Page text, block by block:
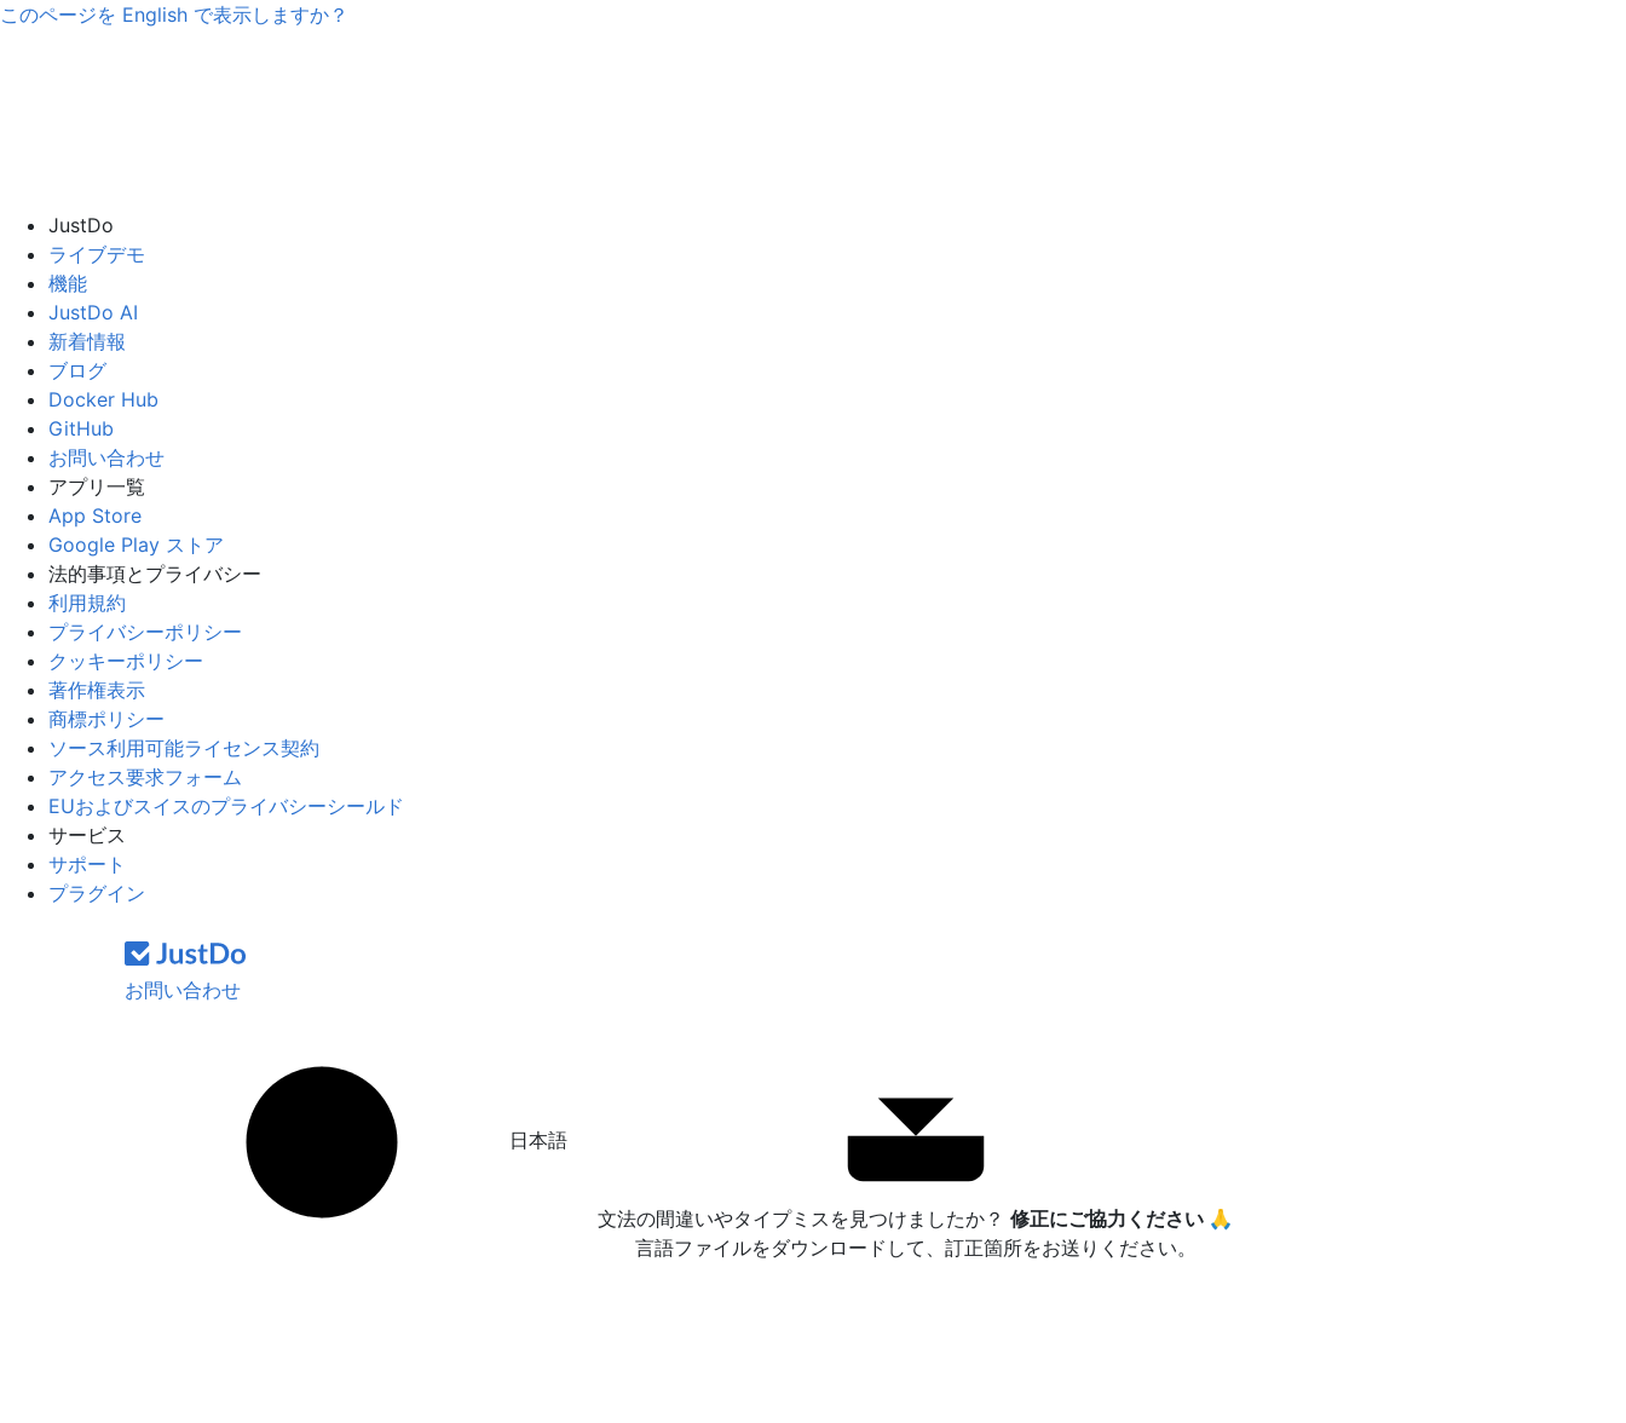
このページを English で表示しますか？
JustDo
ライブデモ
機能
JustDo AI
新着情報
ブログ
Docker Hub
GitHub
お問い合わせ
アプリ一覧
App Store
Google Play ストア
法的事項とプライバシー
利用規約
プライバシーポリシー
クッキーポリシー
著作権表示
商標ポリシー
ソース利用可能ライセンス契約
アクセス要求フォーム
EUおよびスイスのプライバシーシールド
サービス
サポート
プラグイン
お問い合わせ
日本語
文法の間違いやタイプミスを見つけましたか？ 修正にご協力ください 🙏
言語ファイルをダウンロードして、訂正箇所をお送りください。